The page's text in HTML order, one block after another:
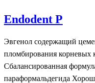
Endodent P
Эвгенол содержащий
пломбирования корневых
Сбалансированная
параформальдегида